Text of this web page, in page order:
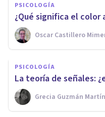
PSICOLOGÍA
¿Qué significa el color
Oscar Castillero
PSICOLOGÍA
La teoría de señales:
Grecia Guzmán